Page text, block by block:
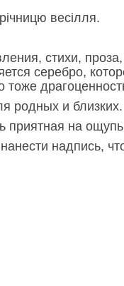
весілля.
стихи,
серебро,
родных и близких.
приятная на
надпись,